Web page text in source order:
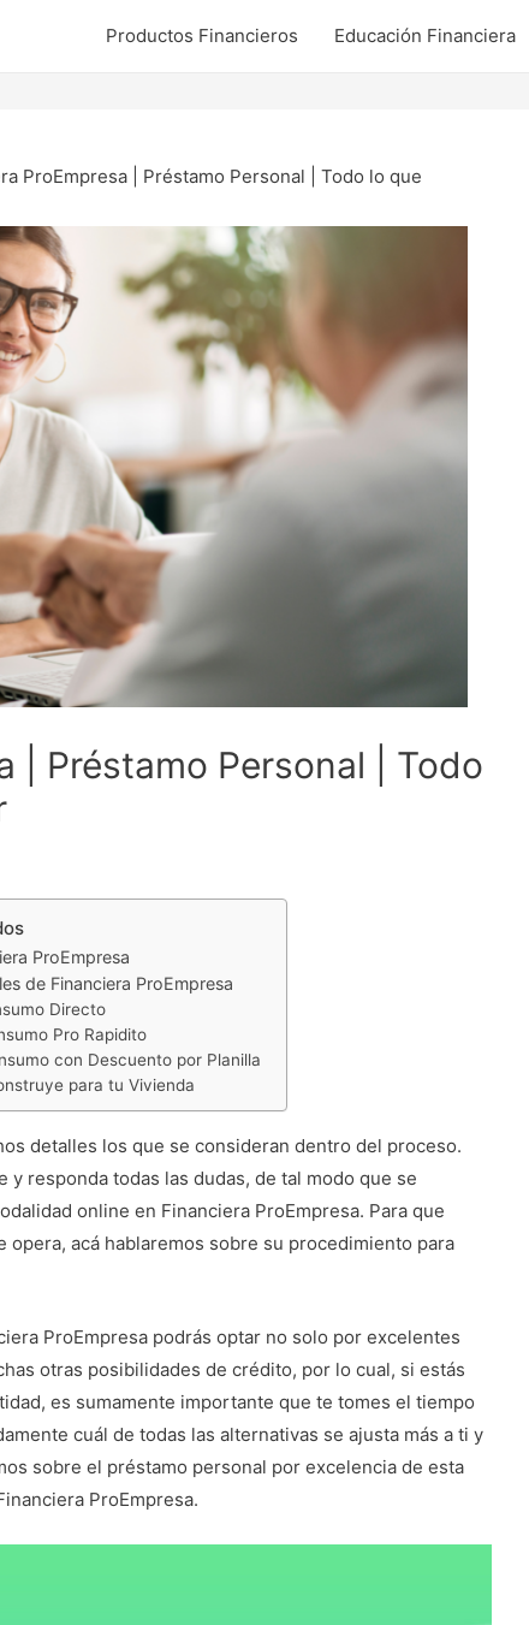
Productos Financieros Educación Financiera
ProEmpresa | Préstamo Personal | Todo lo que
| Préstamo Personal | Todo
ProEmpresa
de Financiera ProEmpresa
Directo
Pro Rapidito
con Descuento por Planilla
para tu Vivienda
detalles los que se consideran dentro del proceso.
responda todas las dudas, de tal modo que se
online en Financiera ProEmpresa. Para que
acá hablaremos sobre su procedimiento para
ProEmpresa podrás optar no solo por excelentes
otras posibilidades de crédito, por lo cual, si estás
es sumamente importante que te tomes el tiempo
cuál de todas las alternativas se ajusta más a ti y
sobre el préstamo personal por excelencia de esta
ProEmpresa.